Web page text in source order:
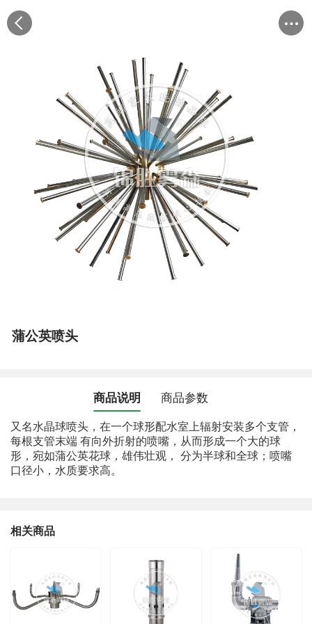
蒲公英喷头
商品说明 商品参数
又名水晶球喷头，在一个球形配水室上辐射安装多个支管，
每根支管末端 有向外折射的喷嘴，从而形成一个大的球
形，宛如蒲公英花球，雄伟壮观， 分为半球和全球；喷嘴
口径小，水质要求高。
相关商品